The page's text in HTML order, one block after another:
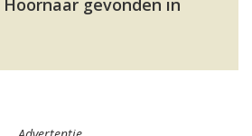
gevonden in